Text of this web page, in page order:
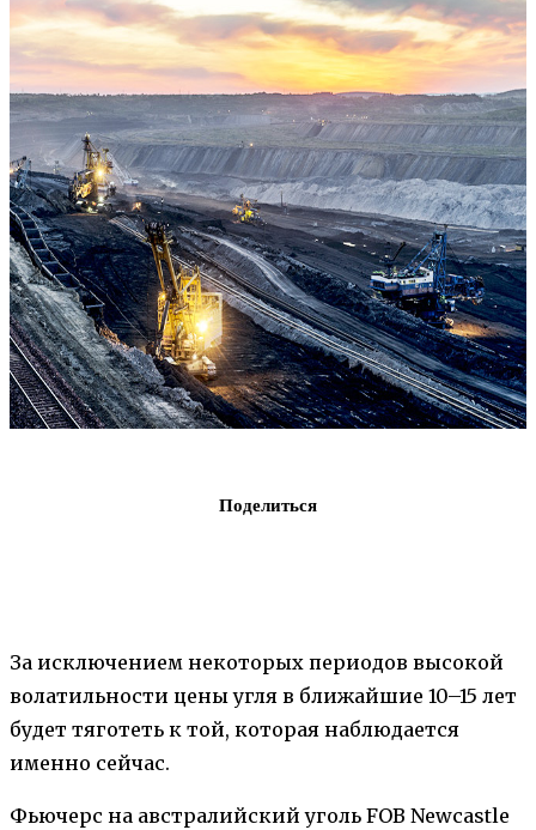
Поделиться
За исключением некоторых периодов высокой
волатильности цены угля в ближайшие 10–15 лет
будет тяготеть к той, которая наблюдается
именно сейчас.
Фьючерс на австралийский уголь FOB Newcastle